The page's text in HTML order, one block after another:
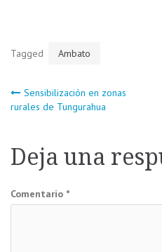
Tagged Ambato
entradas
Sensibilización en zonas
rurales de Tungurahua
Deja una
Comentario *